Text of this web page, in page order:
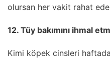
olursan her vakit rahat
12. Tüy bakımını ihmal
Kimi köpek cinsleri